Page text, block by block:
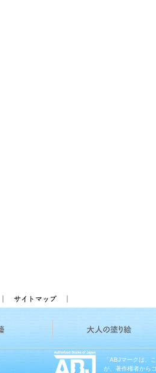
「ABJマークは、
が、著作権者から